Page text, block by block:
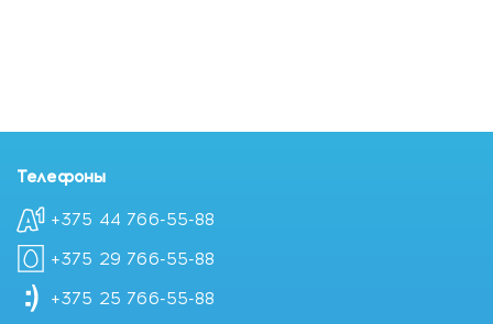
Телефоны
+375 44 766-55-88
+375 29 766-55-88
+375 25 766-55-88